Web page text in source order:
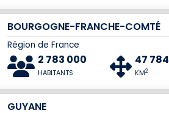
BOURGOGNE-FRANCHE-COMTÉ
Région de France
2 783 000
HABITANTS
47 784
KM2
GUYANE